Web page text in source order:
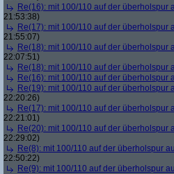
Re(16): mit 100/110 auf der
21:53:38)
Re(17): mit 100/110 auf der
21:55:07)
Re(18): mit 100/110 auf der
22:07:51)
Re(18): mit 100/110 auf der
Re(16): mit 100/110 auf der
Re(19): mit 100/110 auf der
22:20:26)
Re(17): mit 100/110 auf der
22:21:01)
Re(20): mit 100/110 auf der
22:29:02)
Re(8): mit 100/110 auf der überholspur
22:50:22)
Re(9): mit 100/110 auf der überholspur